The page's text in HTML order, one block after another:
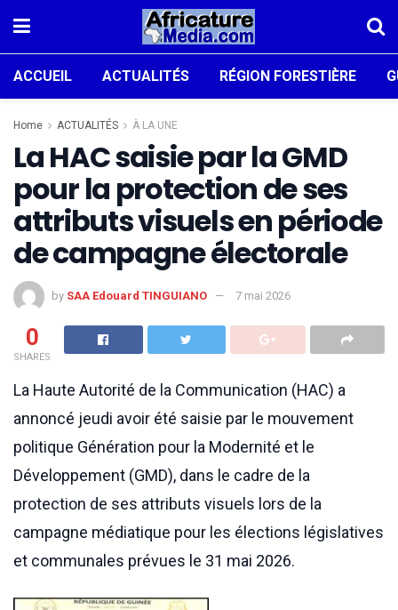
ACCUEIL ACTUALITÉS RÉGION FORESTIÈRE
Home ACTUALITÉS À LA UNE
La HAC saisie par la GMD
pour la protection de ses
attributs visuels en période
de campagne électorale
by SAA Edouard TINGUIANO 7 mai 2026
0
SHARES
La Haute Autorité de la Communication (HAC) a
annoncé jeudi avoir été saisie par le mouvement
politique Génération pour la Modernité et le
Développement (GMD), dans le cadre de la
protection de ses attributs visuels lors de la
campagne médiatique pour les élections législatives
et communales prévues le 31 mai 2026.